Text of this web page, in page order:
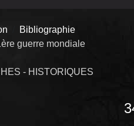
Bibliographie
guerre mondiale
- HISTORIQUES